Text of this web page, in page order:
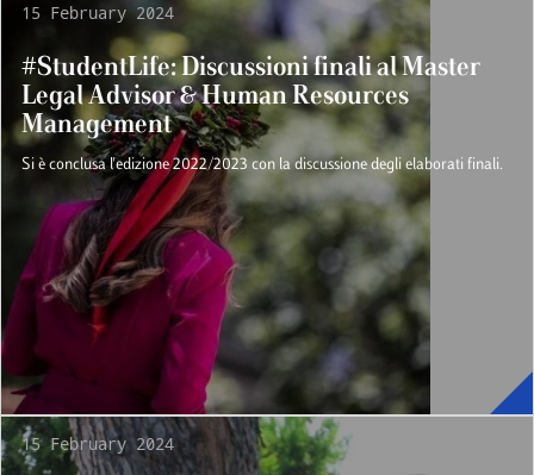
15 February 2024
#StudentLife: Discussioni finali al Master
Legal Advisor & Human Resources
Management
Si è conclusa l'edizione 2022/2023 con la discussione degli elaborati finali.
15 February 2024